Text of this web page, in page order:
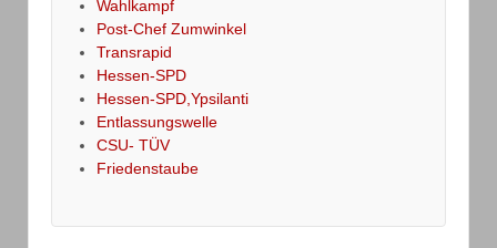
Wahlkampf
Post-Chef Zumwinkel
Transrapid
Hessen-SPD
Hessen-SPD,Ypsilanti
Entlassungswelle
CSU- TÜV
Friedenstaube